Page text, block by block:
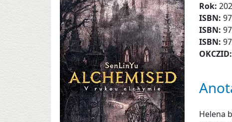
Rok:
ISBN:
ISBN:
ISBN:
OKCZID:
Helena